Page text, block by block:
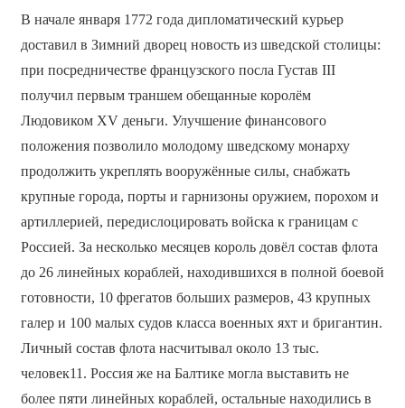
В начале января 1772 года дипломатический курьер
доставил в Зимний дворец новость из шведской столицы:
при посредничестве французского посла Густав III
получил первым траншем обещанные королём
Людовиком XV деньги. Улучшение финансового
положения позволило молодому шведскому монарху
продолжить укреплять вооружённые силы, снабжать
крупные города, порты и гарнизоны оружием, порохом и
артиллерией, передислоцировать войска к границам с
Россией. За несколько месяцев король довёл состав флота
до 26 линейных кораблей, находившихся в полной боевой
готовности, 10 фрегатов больших размеров, 43 крупных
галер и 100 малых судов класса военных яхт и бригантин.
Личный состав флота насчитывал около 13 тыс.
человек11. Россия же на Балтике могла выставить не
более пяти линейных кораблей, остальные находились в